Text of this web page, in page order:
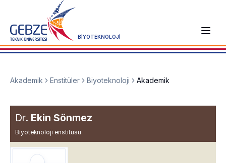
BİYOTEKNOLOJİ
Akademik Enstitüler Biyoteknoloji Akademik
Dr. Ekin Sönmez
Biyoteknoloji enstitüsü